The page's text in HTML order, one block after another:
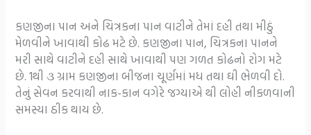
કણજીના પાન અને ચિત્રકના પાન વાટીને તેમાં દહી તથા મીઠું
મેળવીને ખાવાથી કોઢ મટે છે. કણજીના પાન, ચિત્રકના પાનને
મરી સાથે વાટીને દહી સાથે ખાવાથી પણ ગળત કોઢનો રોગ મટે
છે. 1થી ૩ ગ્રામ કણજીના બીજના ચૂર્ણમાં મધ તથા ઘી ભેળવી દો.
તેનું સેવન કરવાથી નાક-કાન વગેરે જગ્યાએ થી લોહી નીકળવાની
સમસ્યા ઠીક થાય છે.